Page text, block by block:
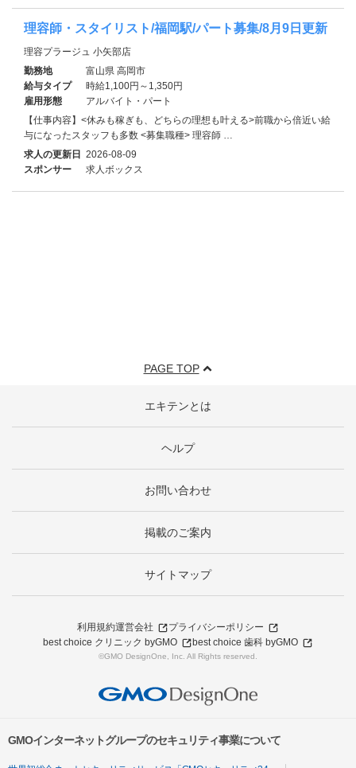
理容師・スタイリスト/福岡駅/パート募集/8月9日更新
理容プラージュ 小矢部店
勤務地
富山県 高岡市
給与タイプ
時給1,100円～1,350円
雇用形態
アルバイト・パート
【仕事内容】<休みも稼ぎも、どちらの理想も叶える>前職から倍近い給
与になったスタッフも多数 <募集職種> 理容師 …
求人の更新日 2026-08-09
スポンサー
求人ボックス
PAGE TOP
エキテンとは
ヘルプ
お問い合わせ
掲載のご案内
サイトマップ
利用規約運営会社
プライバシーポリシー
best choice クリニック byGMO
best choice 歯科 byGMO
©GMO DesignOne, Inc. All Rights reserved.
GMOインターネットグループのセキュリティ事業について